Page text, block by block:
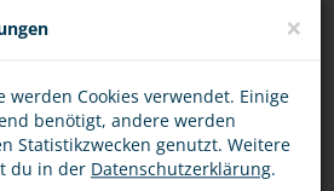
ONLINE-SHOPS
×
werden Cookies verwendet. Einige
benötigt, andere werden
Statistikzwecken genutzt. Weitere
du in der Datenschutzerklärung.